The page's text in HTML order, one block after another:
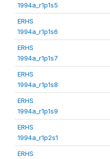
1994a_r1p1s5
ERHS
1994a_r1p1s6
ERHS
1994a_r1p1s7
ERHS
1994a_r1p1s8
ERHS
1994a_r1p1s9
ERHS
1994a_r1p2s1
ERHS